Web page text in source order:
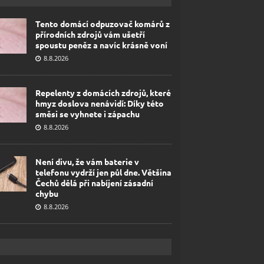
Tento domácí odpuzovač komárů z
přírodních zdrojů vám ušetří
spoustu peněz a navíc krásně voní
8.8.2026
Repelenty z domácích zdrojů, které
hmyz doslova nenávidí: Díky této
směsi se vyhnete i zápachu
8.8.2026
Není divu, že vám baterie v
telefonu vydrží jen půl dne. Většina
Čechů dělá při nabíjení zásadní
chybu
8.8.2026